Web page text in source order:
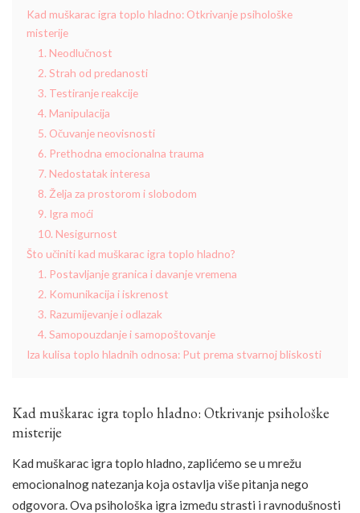
Kad muškarac igra toplo hladno: Otkrivanje psihološke
misterije
1. Neodlučnost
2. Strah od predanosti
3. Testiranje reakcije
4. Manipulacija
5. Očuvanje neovisnosti
6. Prethodna emocionalna trauma
7. Nedostatak interesa
8. Želja za prostorom i slobodom
9. Igra moći
10. Nesigurnost
Što učiniti kad muškarac igra toplo hladno?
1. Postavljanje granica i davanje vremena
2. Komunikacija i iskrenost
3. Razumijevanje i odlazak
4. Samopouzdanje i samopoštovanje
Iza kulisa toplo hladnih odnosa: Put prema stvarnoj bliskosti
Kad muškarac igra toplo hladno: Otkrivanje psihološke
misterije
Kad muškarac igra toplo hladno, zaplićemo se u mrežu
emocionalnog natezanja koja ostavlja više pitanja nego
odgovora. Ova psihološka igra između strasti i ravnodušnosti